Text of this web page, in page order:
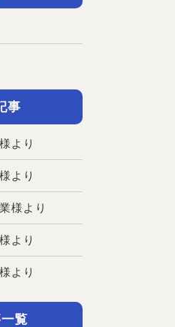
事
より
より
様より
より
より
覧